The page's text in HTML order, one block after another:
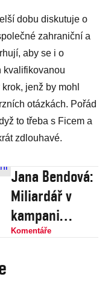
dobu diskutuje o
zahraniční a
aby se i o
kvalifikovanou
jenž by mohl
otázkách. Pořád
to třeba s Ficem a
zdlouhavé.
Jana Bendová:
Miliardář v
kampani
slibuje pejsky
Komentáře